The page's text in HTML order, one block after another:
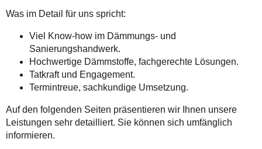
Was im Detail für uns spricht:
Viel Know-how im Dämmungs- und
Sanierungshandwerk.
Hochwertige Dämmstoffe, fachgerechte Lösungen.
Tatkraft und Engagement.
Termintreue, sachkundige Umsetzung.
Auf den folgenden Seiten präsentieren wir Ihnen unsere
Leistungen sehr detailliert. Sie können sich umfänglich
informieren.